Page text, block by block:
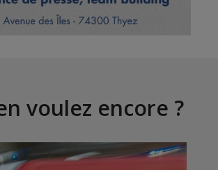
voulez encore ?